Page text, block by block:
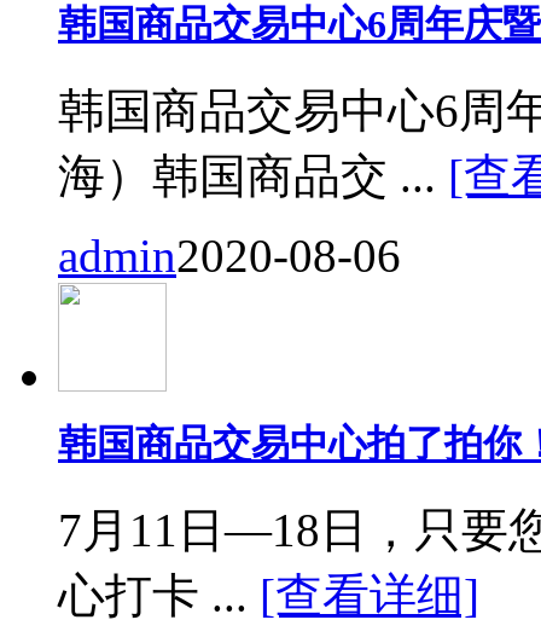
韩国商品交易中心6周年庆
韩国商品交易中心6周
海）韩国商品交 ... [查
admin2020-08-06
韩国商品交易中心拍了拍你
7月11日—18日，只要
心打卡 ... [查看详细]